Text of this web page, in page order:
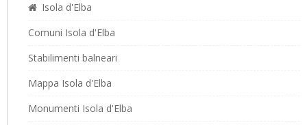
Isola d'Elba
Comuni Isola d'Elba
Stabilimenti balneari
Mappa Isola d'Elba
Monumenti Isola d'Elba